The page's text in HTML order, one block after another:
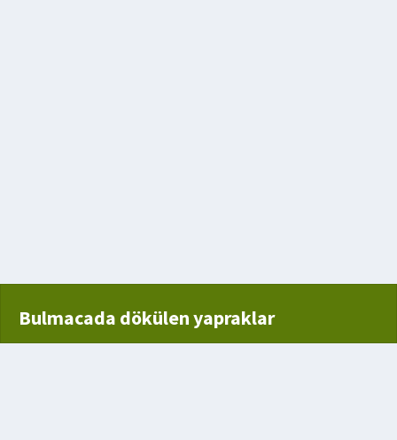
Bulmacada dökülen yapraklar